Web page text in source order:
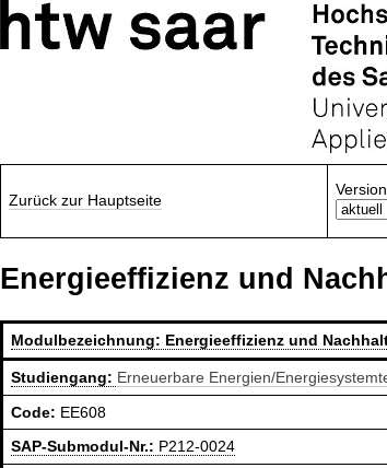
Zurück zur Hauptseite
Energieeffizienz und
Modulbezeichnung: Energieeffizienz und
Studiengang: Erneuerbare Energien/
Code: EE608
SAP-Submodul-Nr.: P212-0024